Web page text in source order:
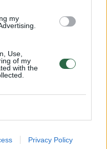
my
Use,
of my
with the
Privacy Policy
– sakė
stovėjimo
vietos,
kas
eurus.